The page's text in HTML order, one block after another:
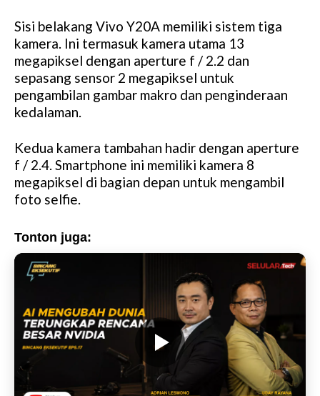
Sisi belakang Vivo Y20A memiliki sistem tiga
kamera. Ini termasuk kamera utama 13
megapiksel dengan aperture f / 2.2 dan
sepasang sensor 2 megapiksel untuk
pengambilan gambar makro dan penginderaan
kedalaman.
Kedua kamera tambahan hadir dengan aperture
f / 2.4. Smartphone ini memiliki kamera 8
megapiksel di bagian depan untuk mengambil
foto selfie.
Tonton juga: